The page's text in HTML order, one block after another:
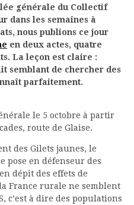
générale du Collectif
dans les semaines à
nous publions ce jour
en deux actes, quatre
La leçon est claire :
semblant de chercher des
parfaitement.
le 5 octobre à partir
route de Glaise.
des Gilets jaunes, le
pose en défenseur des
dépit des effets de
France rurale ne semblent
c’est à dire des populations